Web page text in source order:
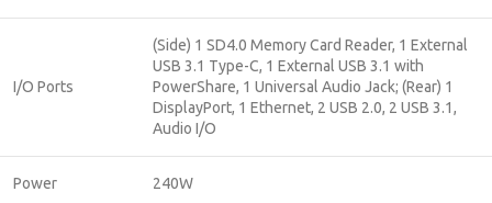
I/O Ports
(Side) 1 SD4.0 Memory Card Reader, 1 External
USB 3.1 Type-C, 1 External USB 3.1 with
PowerShare, 1 Universal Audio Jack; (Rear) 1
DisplayPort, 1 Ethernet, 2 USB 2.0, 2 USB 3.1,
Audio I/O
Power 240W